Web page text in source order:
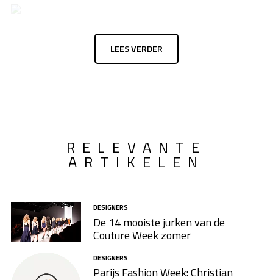
LEES VERDER
RELEVANTE
ARTIKELEN
DESIGNERS
De 14 mooiste jurken van de
Couture Week zomer
DESIGNERS
Parijs Fashion Week: Christian